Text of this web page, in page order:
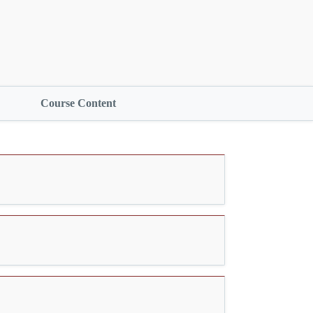
Course Content